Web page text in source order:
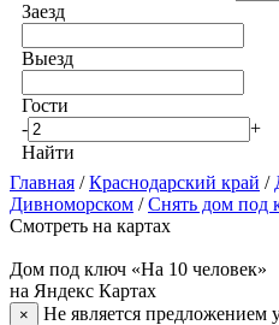
Заезд
Выезд
Гости
-
+
Найти
Главная /Краснодарский край /
Дивноморском /Снять дом под
Смотреть на картах
Дом под ключ «На 10 человек»
на Яндекс Картах
×
Не является предложением